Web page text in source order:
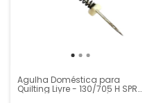
Agulha Doméstica para
Quilting Livre - 130/705 H SPR